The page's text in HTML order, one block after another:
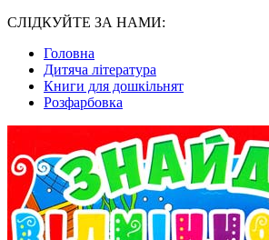
СЛІДКУЙТЕ ЗА НАМИ:
Головна
Дитяча література
Книги для дошкільнят
Розфарбовка